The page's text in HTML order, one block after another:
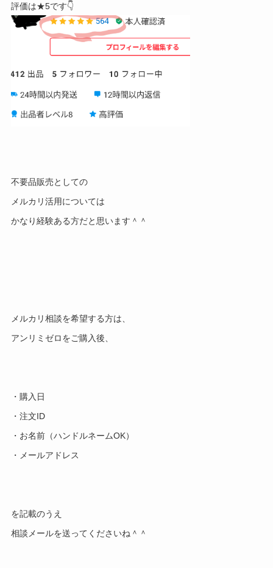
評価は★5です👇
不要品販売としての
メルカリ活用については
かなり経験ある方だと思います＾＾
メルカリ相談を希望する方は、
アンリミゼロをご購入後、
・購入日
・注文ID
・お名前（ハンドルネームOK）
・メールアドレス
を記載のうえ
相談メールを送ってくださいね＾＾